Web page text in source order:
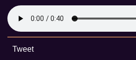
Tweet